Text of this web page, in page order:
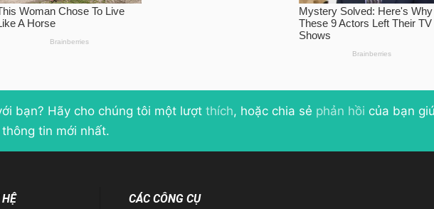
bạn? Hãy cho chúng tôi một lượt thích, hoặc chia sẻ phản hồi của bạn
tin mới nhất.
CÁC CÔNG CỤ